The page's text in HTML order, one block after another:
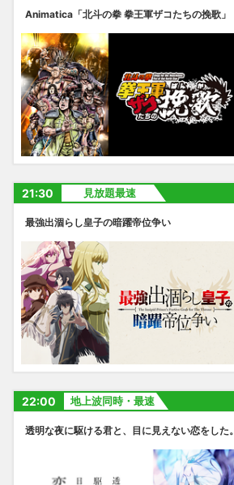
Animatica「北斗の拳 拳王軍ザコたちの挽歌」
21:30 見放題最速
最強出涸らし皇子の暗躍帝位争い
22:00 地上波同時・最速
透明な夜に駆ける君と、目に見えない恋をした。